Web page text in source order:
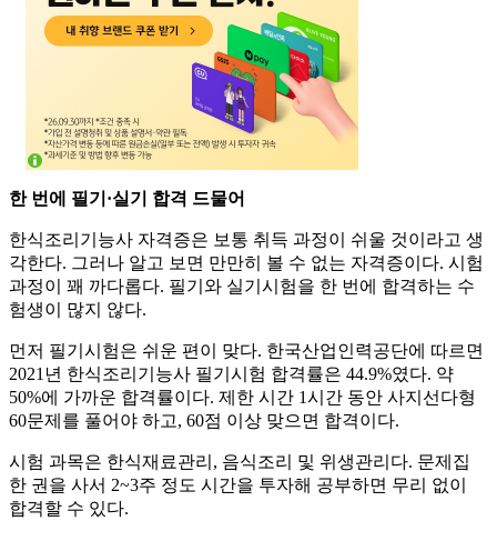
한 번에 필기·실기 합격 드물어
한식조리기능사 자격증은 보통 취득 과정이 쉬울 것이라고 생
각한다. 그러나 알고 보면 만만히 볼 수 없는 자격증이다. 시험
과정이 꽤 까다롭다. 필기와 실기시험을 한 번에 합격하는 수
험생이 많지 않다.
먼저 필기시험은 쉬운 편이 맞다. 한국산업인력공단에 따르면
2021년 한식조리기능사 필기시험 합격률은 44.9%였다. 약
50%에 가까운 합격률이다. 제한 시간 1시간 동안 사지선다형
60문제를 풀어야 하고, 60점 이상 맞으면 합격이다.
시험 과목은 한식재료관리, 음식조리 및 위생관리다. 문제집
한 권을 사서 2~3주 정도 시간을 투자해 공부하면 무리 없이
합격할 수 있다.